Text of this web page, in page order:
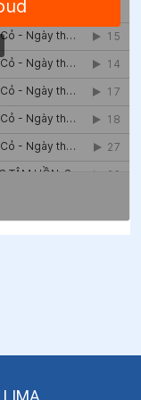
Ða Minh
các bạn tử
(Dương)
LIMA